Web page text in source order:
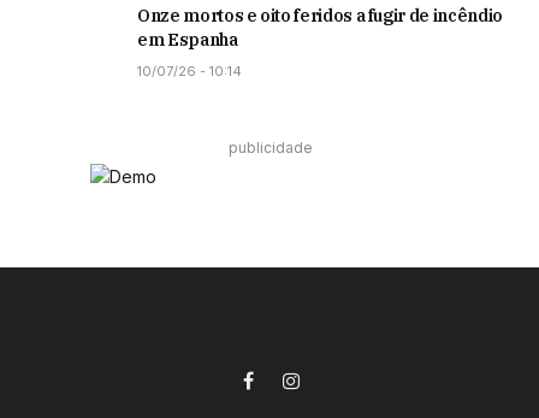
Onze mortos e oito feridos a fugir de incêndio
em Espanha
10/07/26 - 10:14
publicidade
FacebookInstagram